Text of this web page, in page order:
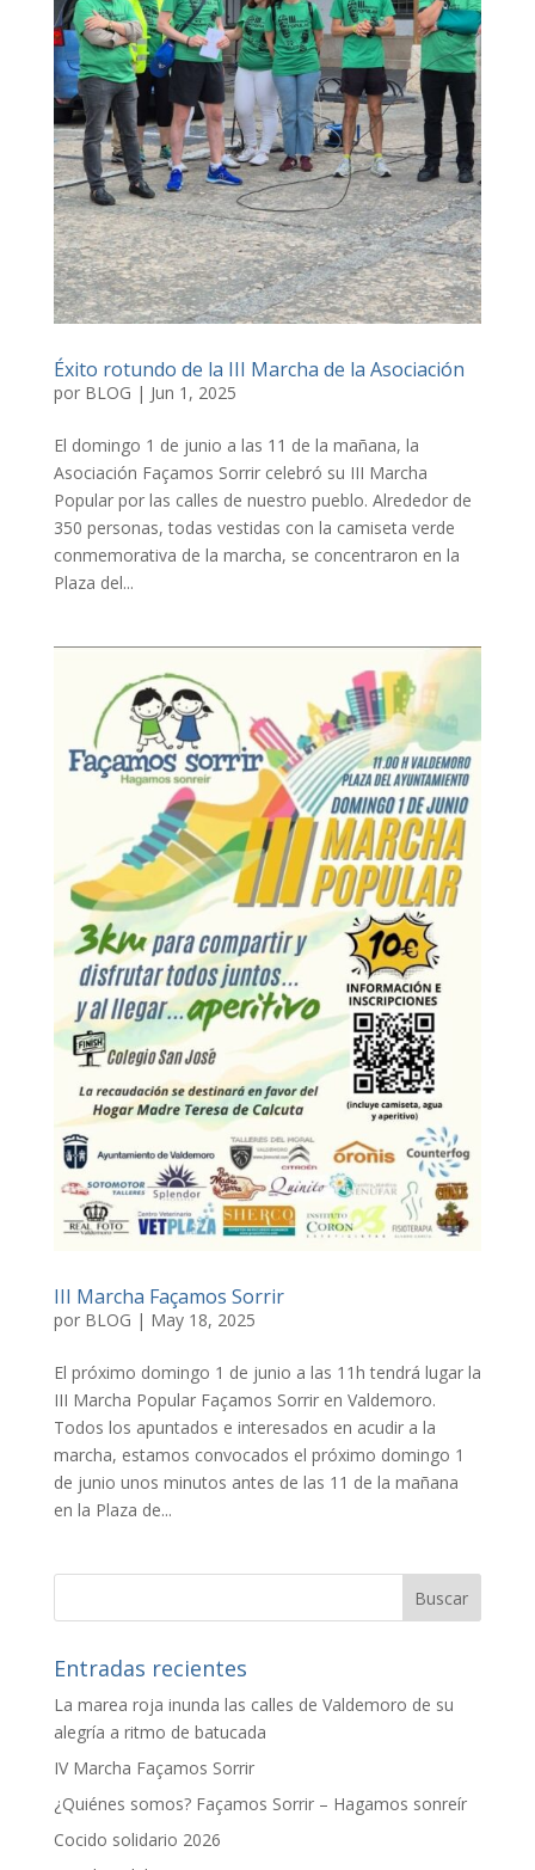
Éxito rotundo de la III Marcha de la Asociación
por BLOG | Jun 1, 2025
El domingo 1 de junio a las 11 de la mañana, la
Asociación Façamos Sorrir celebró su III Marcha
Popular por las calles de nuestro pueblo. Alrededor de
350 personas, todas vestidas con la camiseta verde
conmemorativa de la marcha, se concentraron en la
Plaza del...
III Marcha Façamos Sorrir
por BLOG | May 18, 2025
El próximo domingo 1 de junio a las 11h tendrá lugar la
III Marcha Popular Façamos Sorrir en Valdemoro.
Todos los apuntados e interesados en acudir a la
marcha, estamos convocados el próximo domingo 1
de junio unos minutos antes de las 11 de la mañana
en la Plaza de...
Entradas recientes
La marea roja inunda las calles de Valdemoro de su
alegría a ritmo de batucada
IV Marcha Façamos Sorrir
¿Quiénes somos? Façamos Sorrir – Hagamos sonreír
Cocido solidario 2026